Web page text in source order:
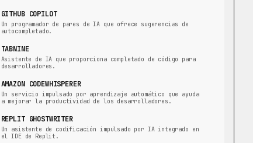
GITHUB COPILOT
Un programador de pares de IA que ofrece sugerencias de
autocompletado.
TABNINE
Asistente de IA que proporciona completado de código para
desarrolladores.
AMAZON CODEWHISPERER
Un servicio impulsado por aprendizaje automático que ayuda
a mejorar la productividad de los desarrolladores.
REPLIT GHOSTWRITER
Un asistente de codificación impulsado por IA integrado en
el IDE de Replit.